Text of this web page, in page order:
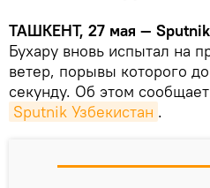
ТАШКЕНТ, 27 мая —
Бухару вновь испытал на
ветер, порывы которого
секунду. Об этом
Sputnik Узбекистан .